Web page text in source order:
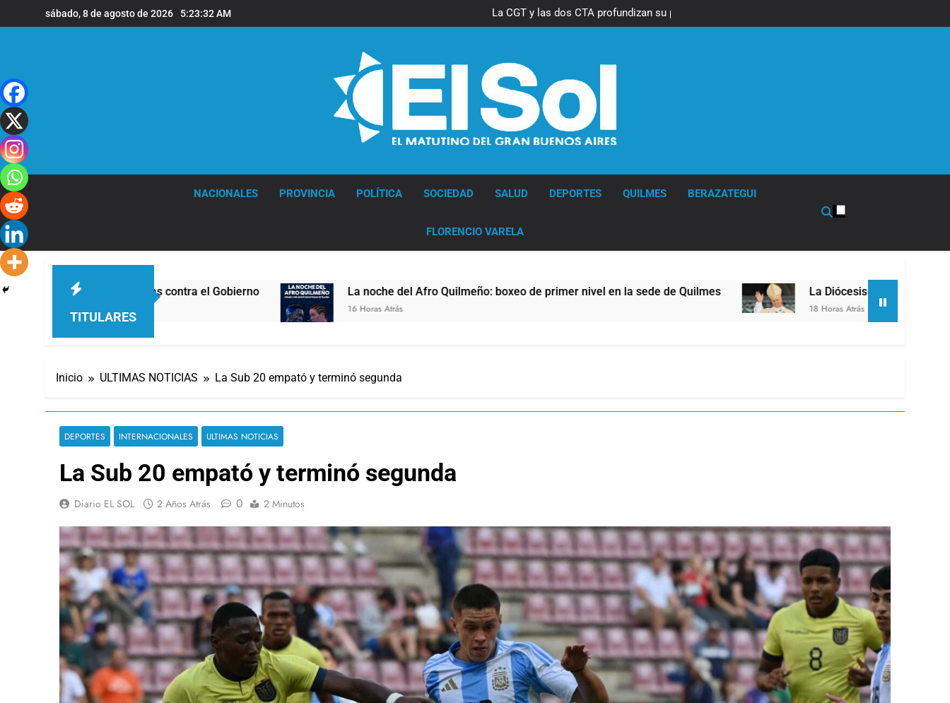
al
sábado, 8 de agosto de 2026 5:23:34 AM
La CGT y las dos CTA profundizan su plan de
lucha con nuevas marchas contra el Gobierno
NACIONALES PROVINCIA POLÍTICA SOCIEDAD SALUD DEPORTES QUILMES BERAZATEGUI
FLORENCIO VARELA
TITULARES
marchas contra el Gobierno La noche del Afro Quilmeño: boxeo de primer nivel en la sede de Quilmes
16 Horas Atrás
La Diócesis de Quilmes celebró la visita del
18 Horas Atrás
Inicio ULTIMAS NOTICIAS La Sub 20 empató y terminó segunda
DEPORTES INTERNACIONALES ULTIMAS NOTICIAS
La Sub 20 empató y terminó segunda
Diario EL SOL 2 Años Atrás 0 2 Minutos